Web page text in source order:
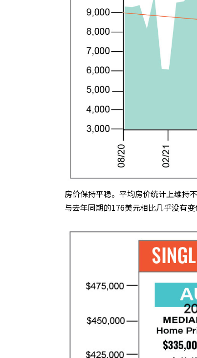
房价保持平稳。平均房价统计上维持
与去年同期的176美元相比几乎没有变